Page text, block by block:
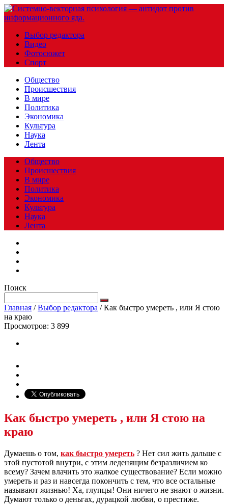
Выбор редактора
Видео
Фотосюжет
Спорт
Общество
Происшествия
В мире
Политика
Экономика
Культура
Наука
Лента
Общество
Происшествия
В мире
Политика
Экономика
Культура
Наука
Лента
Поиск
Главная /Выбор редактора /Как быстро умереть , или Я стою
на краю
Просмотров: 3 899
Как быстро умереть , или Я стою на
краю
Думаешь о том, как быстро умереть ? Нет сил жить дальше с
этой пустотой внутри, с этим леденящим безразличием ко
всему? Зачем влачить это жалкое существование? Если можно
умереть и раз и навсегда покончить с тем, что все остальные
называют жизнью! Ха, глупцы! Они ничего не знают о жизни.
Думают только о деньгах, дурацкой любви, о престиже.